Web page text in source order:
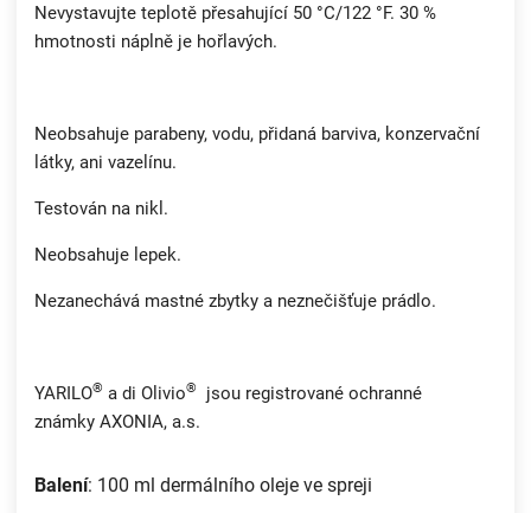
Nevystavujte teplotě přesahující 50 °C/122 °F. 30 %
hmotnosti náplně je hořlavých.
Neobsahuje parabeny, vodu, přidaná barviva, konzervační
látky, ani vazelínu.
Testován na nikl.
Neobsahuje lepek.
Nezanechává mastné zbytky a neznečišťuje prádlo.
YARILO® a di Olivio®
jsou registrované ochranné
známky AXONIA, a.s.
Balení: 100 ml dermálního oleje ve spreji